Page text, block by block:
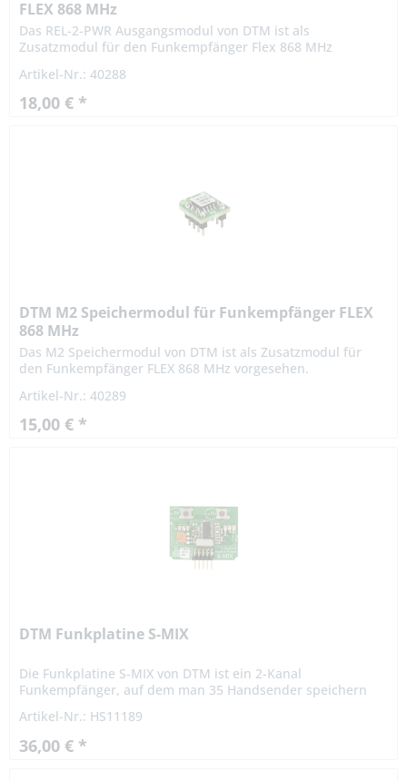
FLEX 868 MHz
Das REL-2-PWR Ausgangsmodul von DTM ist als
Zusatzmodul für den Funkempfänger Flex 868 MHz
Belastung: 5A / 230 V AC/DC Typ: NO
Artikel-Nr.: 40288
18,00 € *
DTM M2 Speichermodul für Funkempfänger FLEX
868 MHz
Das M2 Speichermodul von DTM ist als Zusatzmodul für
den Funkempfänger FLEX 868 MHz vorgesehen.
Artikel-Nr.: 40289
15,00 € *
DTM Funkplatine S-MIX
Die Funkplatine S-MIX von DTM ist ein 2-Kanal
Funkempfänger, auf dem man 35 Handsender speichern
Torsteuerungen von NICE SMXI, SMXIS,...
Artikel-Nr.: HS11189
36,00 € *